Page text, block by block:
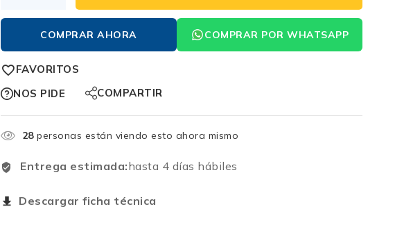
COMPRAR AHORA COMPRAR POR WHATSAPP
FAVORITOS
NOS PIDE
COMPARTIR
28personas están viendo esto ahora mismo
Entrega estimada:hasta 4 días hábiles
Descargar ficha técnica